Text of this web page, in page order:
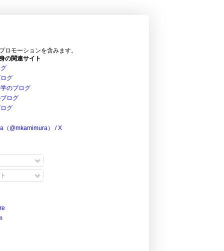
ロモーションを含みます。
の関連サイト
グ
のブログ
ログ
グ
（@mkamimura） / X